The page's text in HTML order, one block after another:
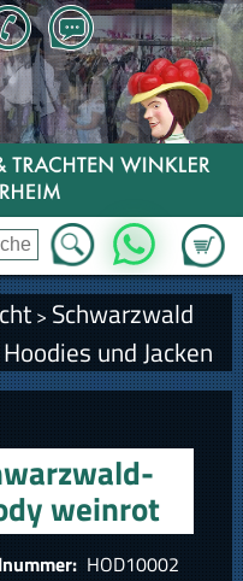
Zum
WhatsApp
> Schwarzwald
und Jacken
weinrot
HOD10002